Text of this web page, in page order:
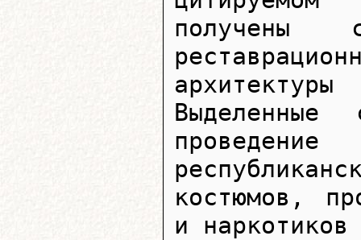
получены
Выделенные
костюмов,
и